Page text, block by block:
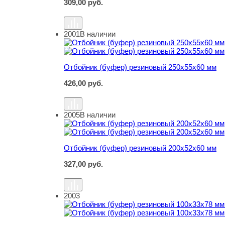
309,00 руб.
Отбойник (буфер) резиновый 250х55х60 мм
2001В наличии
Отбойник (буфер) резиновый 250х55х60 мм
426,00 руб.
Отбойник (буфер) резиновый 200х52х60 мм
2005В наличии
Отбойник (буфер) резиновый 200х52х60 мм
327,00 руб.
Отбойник (буфер) резиновый 100х33х78 мм
2003